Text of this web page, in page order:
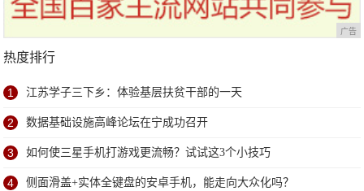
广告
热度排行
1 江苏学子三下乡：体验基层扶贫干部的一天
2 数据基础设施高峰论坛在宁成功召开
3 如何使三星手机打游戏更流畅？试试这3个小技巧
4 侧面滑盖+实体全键盘的安卓手机，能走向大众化吗？